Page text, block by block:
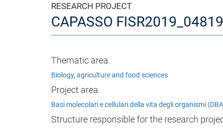
RESEARCH PROJECT
CAPASSO
Thematic area
Biology, agriculture and food sciences
Project area
Basi molecolari e cellulari della vita degli organismi
Structure responsible for the research